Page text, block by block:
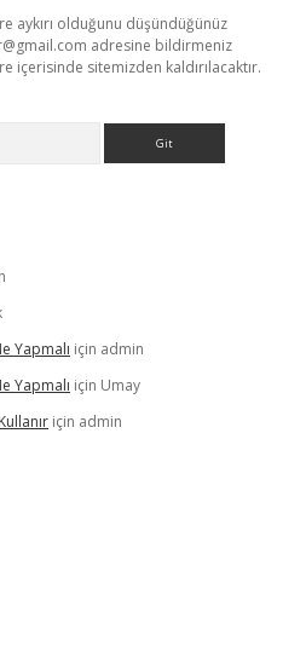
aykırı olduğunu düşündüğünüz
adresine bildirmeniz
içerisinde sitemizden kaldırılacaktır.
Yapmalı için admin
Yapmalı için Umay
için admin